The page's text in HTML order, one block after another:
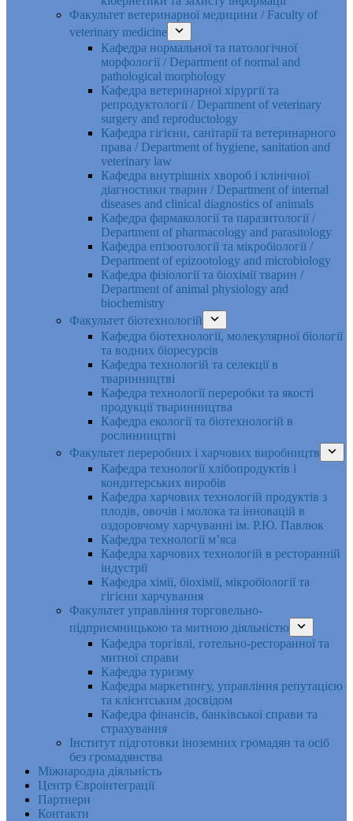
Факультет ветеринарної медицини / Faculty of
veterinary medicine
Кафедра нормальної та патологічної
морфології / Department of normal and
pathological morphology
Кафедра ветеринарної хірургії та
репродуктології / Department of veterinary
surgery and reproductology
Кафедра гігієни, санітарії та ветеринарного
права / Department of hygiene, sanitation and
veterinary law
Кафедра внутрішніх хвороб і клінічної
діагностики тварин / Department of internal
diseases and clinical diagnostics of animals
Кафедра фармакології та паразитології /
Department of pharmacology and parasitology
Кафедра епізоотології та мікробіології /
Department of epizootology and microbiology
Кафедра фізіології та біохімії тварин /
Department of animal physiology and
biochemistry
Факультет біотехнологій
Кафедра біотехнології, молекулярної біології
та водних біоресурсів
Кафедра технологій та селекції в
тваринництві
Кафедра технології переробки та якості
продукції тваринництва
Кафедра екології та біотехнологій в
рослинництві
Факультет переробних і харчових виробництв
Кафедра технології хлібопродуктів і
кондитерських виробів
Кафедра харчових технологій продуктів з
плодів, овочів і молока та інновацій в
оздоровчому харчуванні ім. Р.Ю. Павлюк
Кафедра технології м’яса
Кафедра харчових технологій в ресторанній
індустрії
Кафедра хімії, біохімії, мікробіології та
гігієни харчування
Факультет управління торговельно-
підприємницькою та митною діяльністю
Кафедра торгівлі, готельно-ресторанної та
митної справи
Кафедра туризму
Кафедра маркетингу, управління репутацією
та клієнтським досвідом
Кафедра фінансів, банківської справи та
страхування
Інститут підготовки іноземних громадян та осіб
без громадянства
Міжнародна діяльність
Центр Євроінтеграції
Партнери
Контакти